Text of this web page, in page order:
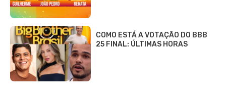
COMO ESTÁ A VOTAÇÃO DO BBB
25 FINAL: ÚLTIMAS HORAS